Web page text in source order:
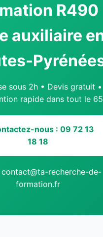
R490
auxiliaire
sous 2h • Devis gratuit •
rapide dans tout le 65
nous : 09 72 13
18 18
contact@ta-recherche-de-
formation.fr